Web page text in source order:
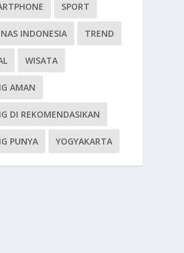
SPORT
INDONESIA TREND
WISATA
AMAN
DI REKOMENDASIKAN
PUNYA YOGYAKARTA